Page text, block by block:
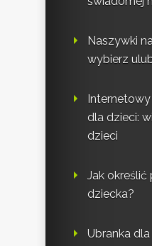
Naszywki
wybierz
dla dzieci:
dzieci
Jak określić
dziecka?
Ubranka